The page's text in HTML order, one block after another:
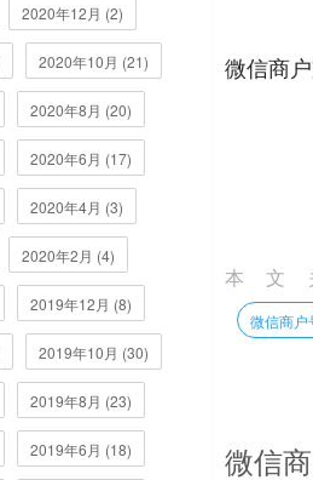
2020年12月 (2)
2020年10月 (21)
2020年8月 (20)
2020年6月 (17)
2020年4月 (3)
2020年2月 (4)
2019年12月 (8)
2019年10月 (30)
2019年8月 (23)
2019年6月 (18)
微信商
本
微信商户
微信